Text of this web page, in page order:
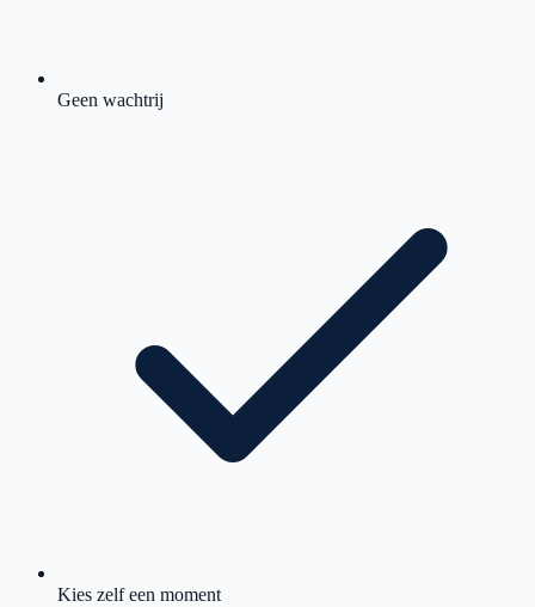
Geen wachtrij
Kies zelf een moment